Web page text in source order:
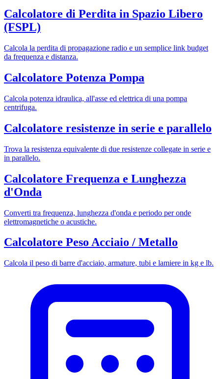
Calcolatore di Perdita in Spazio Libero
(FSPL)
Calcola la perdita di propagazione radio e un semplice link budget
da frequenza e distanza.
Calcolatore Potenza Pompa
Calcola potenza idraulica, all'asse ed elettrica di una pompa
centrifuga.
Calcolatore resistenze in serie e parallelo
Trova la resistenza equivalente di due resistenze collegate in serie e
in parallelo.
Calcolatore Frequenza e Lunghezza
d'Onda
Converti tra frequenza, lunghezza d'onda e periodo per onde
elettromagnetiche o acustiche.
Calcolatore Peso Acciaio / Metallo
Calcola il peso di barre d'acciaio, armature, tubi e lamiere in kg e lb.